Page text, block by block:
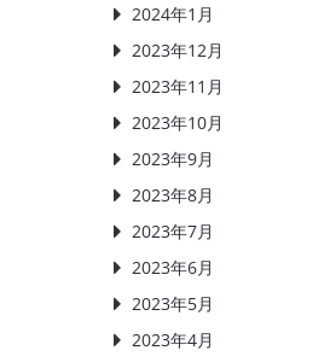
2024年1月
2023年12月
2023年11月
2023年10月
2023年9月
2023年8月
2023年7月
2023年6月
2023年5月
2023年4月